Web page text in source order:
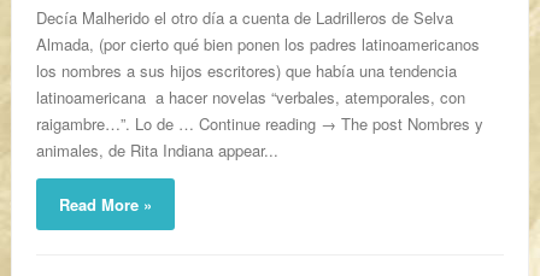
Decía Malherido el otro día a cuenta de Ladrilleros de Selva
Almada, (por cierto qué bien ponen los padres latinoamericanos
los nombres a sus hijos escritores) que había una tendencia
latinoamericana a hacer novelas “verbales, atemporales, con
raigambre…”. Lo de … Continue reading → The post Nombres y
animales, de Rita Indiana appear...
Read More »